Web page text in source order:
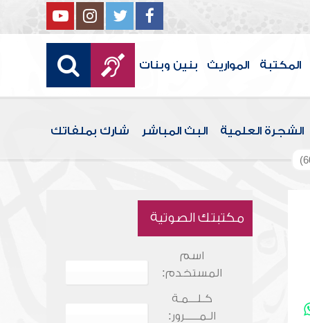
المكتبة المواريث بنين وبنات
الشجرة العلمية البث المباشر شارك بملفاتك
مكتبتك الصوتية
اسم
المستخدم:
كـلـــمـة
الـمـــــرور: